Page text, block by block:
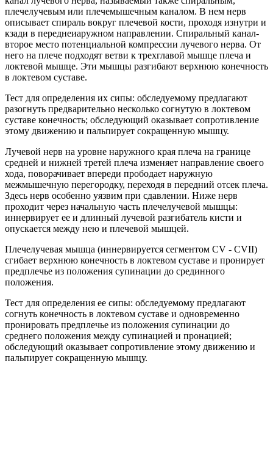
плечелучевым или плечемышечным каналом. В нем нерв
описывает спираль вокруг плечевой кости, проходя изнутри и
кзади в переднеиаружном направлении. Спиральный канал-
второе место потенциальной компрессии лучевого нерва. От
него на плече подходят ветви к трехглавой мышце плеча и
локтевой мышце. Эти мышцы разгибают верхнюю конечность
в локтевом суставе.
Тест для определения их сипы: обследуемому предлагают
разогнуть предварительно несколько согнутую в локтевом
суставе конечность; обследующий оказывает сопротивление
этому движению и пальпирует сокращенную мышцу.
Лучевой нерв на уровне наружного края плеча на границе
средней и нижней третей плеча изменяет направление своего
хода, поворачивает впереди прободает наружную
межмышечную перегородку, переходя в передний отсек плеча.
Здесь нерв особенно уязвим при сдавлении. Ниже нерв
проходит через начальную часть плечелучевой мышцы:
иннервирует ее и длинный лучевой разгибатель кисти и
опускается между нею и плечевой мышцей.
Плечелучевая мышца (иннервируется сегментом CV - CVII)
сгибает верхнюю конечность в локтевом суставе и пронирует
предплечье из положения супинации до срединного
положения.
Тест для определения ее сипы: обследуемому предлагают
согнуть конечность в локтевом суставе и одновременно
пронировать предплечье из положения супинации до
среднего положения между супинацией и пронацией;
обследующий оказывает сопротивление этому движению и
пальпирует сокращенную мышцу.